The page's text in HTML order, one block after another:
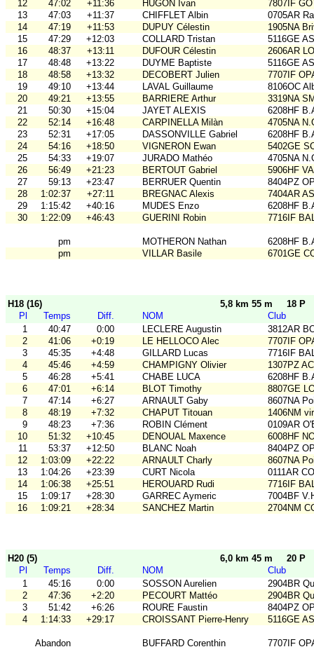
12
47:02 +11:36 HUGON Ivan
7807IF
13
47:03 +11:37 CHIFFLET Albin
0705AR
14
47:19 +11:53 DUPUY Célestin
1905NA
15
47:29 +12:03 COLLARD Tristan
5116GE
16
48:37 +13:11 DUFOUR Célestin
2606AR
17
48:48 +13:22 DUYME Baptiste
5116GE
18
48:58 +13:32 DECOBERT Julien
7707IF
19
49:10 +13:44 LAVAL Guillaume
8106OC
20
49:21 +13:55 BARRIERE Arthur
3319NA
21
50:30 +15:04 JAYET ALEXIS
6208HF
22
52:14 +16:48 CARPINELLA Milàn
4705NA
23
52:31 +17:05 DASSONVILLE Gabriel
6208HF
24
54:16 +18:50 VIGNERON Ewan
5402GE
25
54:33 +19:07 JURADO Mathéo
4705NA
26
56:49 +21:23 BERTOUT Gabriel
5906HF
27
59:13 +23:47 BERRUER Quentin
8404PZ
28
1:02:37 +27:11 BREGNAC Alexis
7404AR
29
1:15:42 +40:16 MUDES Enzo
6208HF
30
1:22:09 +46:43 GUERINI Robin 7716IF
pm MOTHERON Nathan
6208HF
pm
VILLAR Basile 6701GE
H18 (16) 5,8 km 55 m
18 P
Pl
Temps Diff. NOM
Club
1
40:47 0:00 LECLERE Augustin
3812AR
2
41:06 +0:19 LE HELLOCO Alec
7707IF
3
45:35 +4:48 GILLARD Lucas
7716IF
4
45:46 +4:59 CHAMPIGNY Olivier
1307PZ
5
46:28 +5:41 CHABE LUCA
6208HF
6
47:01 +6:14 BLOT Timothy
8807GE
7
47:14 +6:27 ARNAULT Gaby
8607NA
8
48:19 +7:32 CHAPUT Titouan
1406NM
9
48:23 +7:36 ROBIN Clément
0109AR
10
51:32 +10:45 DENOUAL Maxence
6008HF
11
53:37 +12:50 BLANC Noah
8404PZ
12
1:03:09 +22:22 ARNAULT Charly
8607NA
13
1:04:26 +23:39 CURT Nicola
0111AR
14
1:06:38 +25:51 HEROUARD Rudi
7716IF
15
1:09:17 +28:30 GARREC Aymeric
7004BF
16
1:09:21 +28:34 SANCHEZ Martin 2704NM
H20 (5) 6,0 km 45 m
20 P
Pl
Temps Diff. NOM
Club
1
45:16 0:00 SOSSON Aurelien
2904BR
2
47:36 +2:20 PECOURT Mattéo
2904BR
3
51:42 +6:26 ROURE Faustin
8404PZ
4
1:14:33 +29:17 CROISSANT Pierre-Henry 5116GE
Abandon BUFFARD Corenthin 7707IF